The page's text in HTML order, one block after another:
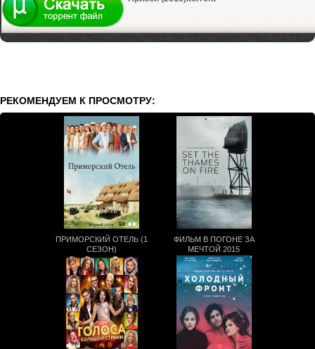
РЕКОМЕНДУЕМ К ПРОСМОТРУ:
ПРИМОРСКИЙ ОТЕЛЬ (1
СЕЗОН)
ФИЛЬМ В ПОГОНЕ ЗА
МЕЧТОЙ 2015